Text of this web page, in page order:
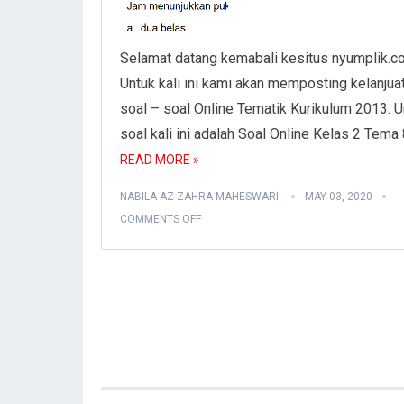
Selamat datang kemabali kesitus
Untuk kali ini kami akan memposting
soal – soal Online Tematik Kurikulum 2013.
soal kali ini adalah Soal Online Kelas 2 Tema
READ MORE »
NABILA AZ-ZAHRA MAHESWARI
MAY 03, 2020
COMMENTS OFF